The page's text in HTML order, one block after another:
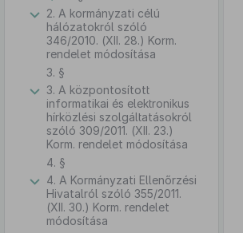
2. A kormányzati célú
hálózatokról szóló
346/2010. (XII. 28.) Korm.
rendelet módosítása
3. §
3. A központosított
informatikai és elektronikus
hírközlési szolgáltatásokról
szóló 309/2011. (XII. 23.)
Korm. rendelet módosítása
4. §
4. A Kormányzati Ellenőrzési
Hivatalról szóló 355/2011.
(XII. 30.) Korm. rendelet
módosítása